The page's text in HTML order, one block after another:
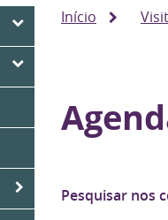
Início
Pesquisar nos